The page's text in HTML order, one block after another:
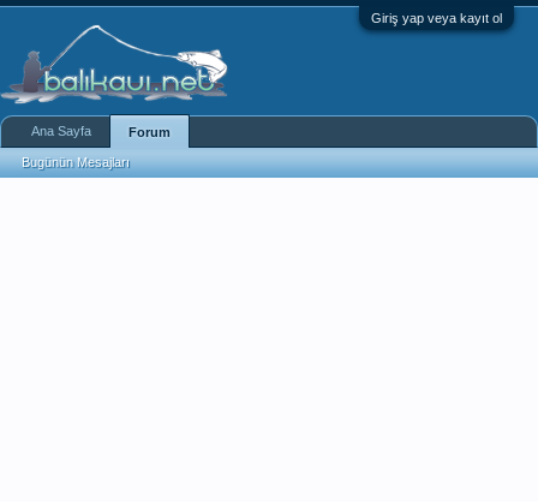
Giriş yap veya kayıt ol
Ana Sayfa Forum
Bugünün Mesajları